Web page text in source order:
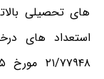
های تحصیلی
استعداد های